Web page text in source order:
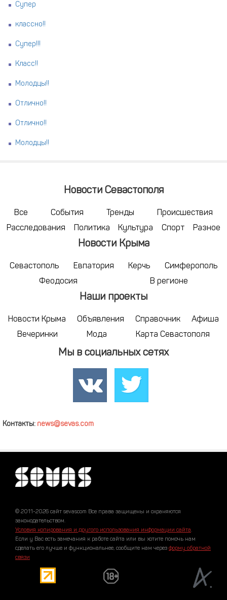
Супер
классно!!
Супер!!!
Класс!!
Молодцы!!
Отлично!!
Отлично!!
Молодцы!!
Новости Севастополя
Все События Тренды
Происшествия
Расследования
Политика Культура Спорт Разное
Новости Крыма
Севастополь Евпатория Керчь
Симферополь
Феодосия
В регионе
Наши проекты
Новости Крыма Объявления Справочник
Афиша
Вечеринки
Мода Карта Севастополя
Мы в социальных сетях
Контакты: news@sevas.com
© 2011-2026 сайт sevascom Все права защищены и охраняются
законодательством.
Условия копирования и другого использования информации сайта.
Если у Вас есть замечания к работе сайта или вы хотите помочь нам
сделать его лучше и функциональнее, сообщите нам через форму обратной
связи